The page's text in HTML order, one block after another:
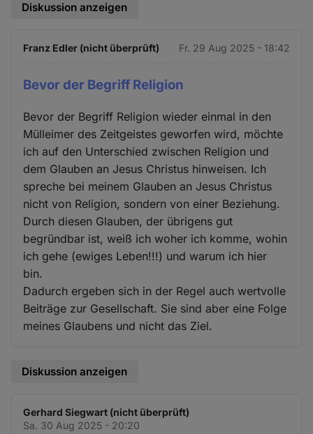
Diskussion anzeigen
Franz Edler (nicht überprüft) Fr. 29 Aug 2025 - 18:42
Bevor der Begriff Religion
Bevor der Begriff Religion wieder einmal in den
Mülleimer des Zeitgeistes geworfen wird, möchte
ich auf den Unterschied zwischen Religion und
dem Glauben an Jesus Christus hinweisen. Ich
spreche bei meinem Glauben an Jesus Christus
nicht von Religion, sondern von einer Beziehung.
Durch diesen Glauben, der übrigens gut
begründbar ist, weiß ich woher ich komme, wohin
ich gehe (ewiges Leben!!!) und warum ich hier
bin.
Dadurch ergeben sich in der Regel auch wertvolle
Beiträge zur Gesellschaft. Sie sind aber eine Folge
meines Glaubens und nicht das Ziel.
Diskussion anzeigen
Gerhard Siegwart (nicht überprüft)
Sa. 30 Aug 2025 - 20:20